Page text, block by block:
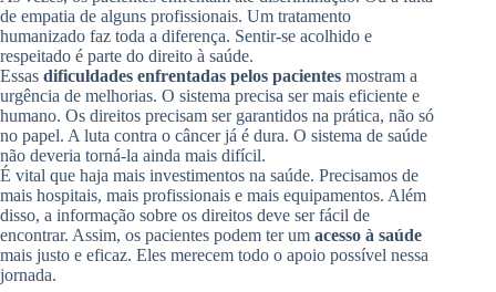
de empatia de alguns profissionais. Um tratamento
humanizado faz toda a diferença. Sentir-se acolhido e
respeitado é parte do direito à saúde.
Essas dificuldades enfrentadas pelos pacientes mostram a
urgência de melhorias. O sistema precisa ser mais eficiente e
humano. Os direitos precisam ser garantidos na prática, não só
no papel. A luta contra o câncer já é dura. O sistema de saúde
não deveria torná-la ainda mais difícil.
É vital que haja mais investimentos na saúde. Precisamos de
mais hospitais, mais profissionais e mais equipamentos. Além
disso, a informação sobre os direitos deve ser fácil de
encontrar. Assim, os pacientes podem ter um acesso à saúde
mais justo e eficaz. Eles merecem todo o apoio possível nessa
jornada.